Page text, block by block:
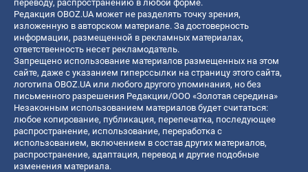
переводу, распространению в любой форме.
Редакция OBOZ.UA может не разделять точку зрения,
изложенную в авторском материале. За достоверность
информации, размещенной в рекламных материалах,
ответственность несет рекламодатель.
Запрещено использование материалов размещенных на этом
сайте, даже с указанием гиперссылки на страницу этого сайта,
логотипа OBOZ.UA или любого другого упоминания, но без
письменного разрешения Редакции/ООО «Золотая середина»
Незаконным использованием материалов будет считаться:
любое копирование, публикация, перепечатка, последующее
распространение, использование, переработка с
использованием, включением в состав других материалов,
распространение, адаптация, перевод и другие подобные
изменения материала.